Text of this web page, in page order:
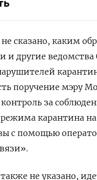
сказано, каким
и другие ведомства
поручение мэру
за
карантина
с помощью
не указано,